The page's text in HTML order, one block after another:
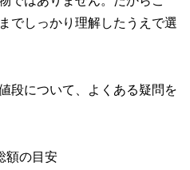
でしっかり理解したうえで選
段について、よくある疑問を
額の目安